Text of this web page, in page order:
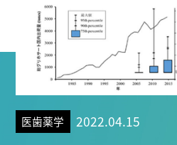
工学 情報学
人文学
TAG
医歯薬学 2022.04.15